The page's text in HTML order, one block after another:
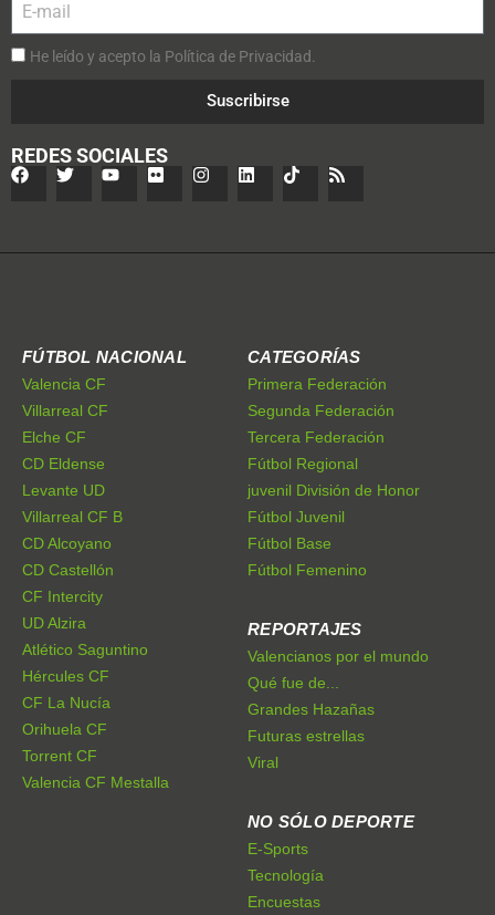
He leído y acepto la Política de Privacidad.
Suscribirse
REDES SOCIALES
FÚTBOL NACIONAL
Valencia CF
Villarreal CF
Elche CF
CD Eldense
Levante UD
Villarreal CF B
CD Alcoyano
CD Castellón
CF Intercity
UD Alzira
Atlético Saguntino
Hércules CF
CF La Nucía
Orihuela CF
Torrent CF
Valencia CF Mestalla
CATEGORÍAS
Primera Federación
Segunda Federación
Tercera Federación
Fútbol Regional
juvenil División de Honor
Fútbol Juvenil
Fútbol Base
Fútbol Femenino
REPORTAJES
Valencianos por el mundo
Qué fue de...
Grandes Hazañas
Futuras estrellas
Viral
NO SÓLO DEPORTE
E-Sports
Tecnología
Encuestas